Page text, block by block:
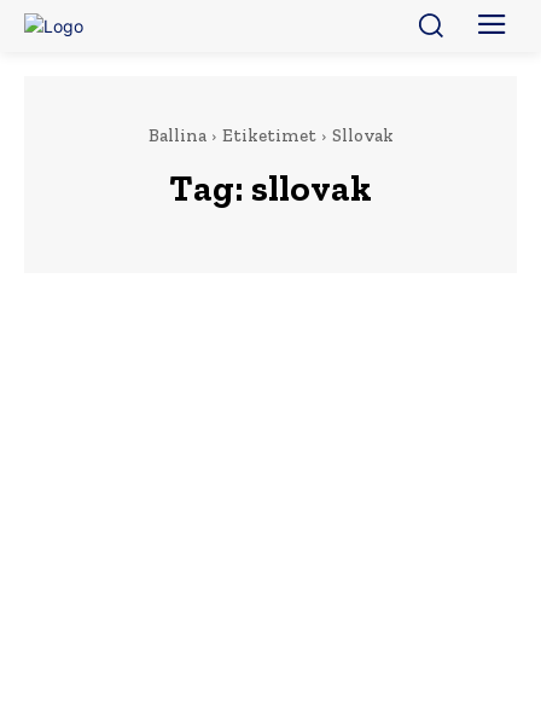
Ballina Etiketimet Sllovak
Tag: sllovak